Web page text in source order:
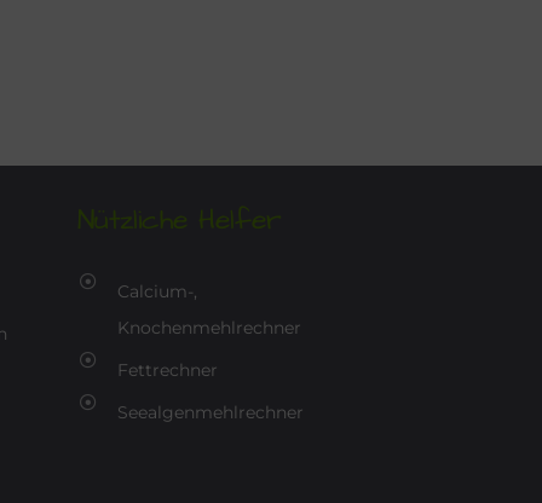
Nützliche Helfer
Calcium-,
Knochenmehlrechner
Fettrechner
Seealgenmehlrechner